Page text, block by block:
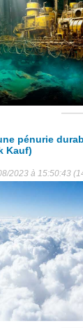
pénurie
Kauf)
2023 à 15:50:43